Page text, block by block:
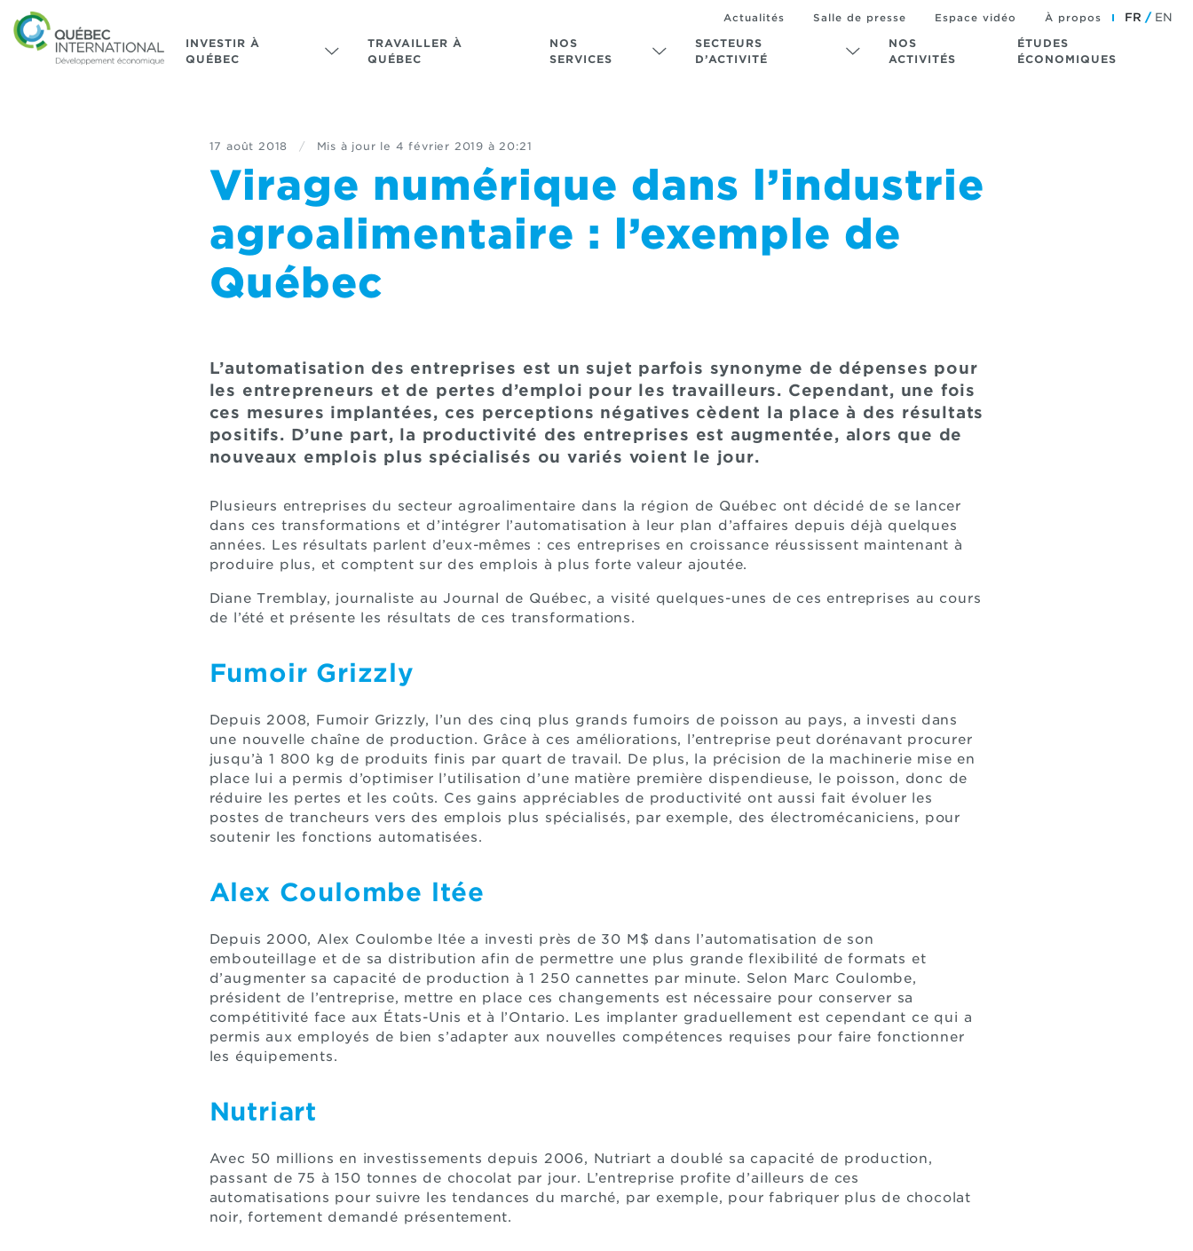
INVESTIR À
QUÉBEC
TRAVAILLER À
QUÉBEC
NOS
SERVICES
SECTEURS
D’ACTIVITÉ
NOS
ACTIVITÉS
ÉTUDES
ÉCONOMIQUES
Actualités Salle de presse Espace vidéo À propos FR EN
17 août 2018 / Mis à jour le 4 février 2019 à 20:21
Virage numérique dans l’industrie
agroalimentaire : l’exemple de
Québec
L’automatisation des entreprises est un sujet parfois synonyme de dépenses pour
les entrepreneurs et de pertes d’emploi pour les travailleurs. Cependant, une fois
ces mesures implantées, ces perceptions négatives cèdent la place à des résultats
positifs. D’une part, la productivité des entreprises est augmentée, alors que de
nouveaux emplois plus spécialisés ou variés voient le jour.
Plusieurs entreprises du secteur agroalimentaire dans la région de Québec ont décidé de se lancer
dans ces transformations et d’intégrer l’automatisation à leur plan d’affaires depuis déjà quelques
années. Les résultats parlent d’eux-mêmes : ces entreprises en croissance réussissent maintenant à
produire plus, et comptent sur des emplois à plus forte valeur ajoutée.
Diane Tremblay, journaliste au Journal de Québec, a visité quelques-unes de ces entreprises au cours
de l’été et présente les résultats de ces transformations.
Fumoir Grizzly
Depuis 2008, Fumoir Grizzly, l’un des cinq plus grands fumoirs de poisson au pays, a investi dans
une nouvelle chaîne de production. Grâce à ces améliorations, l’entreprise peut dorénavant procurer
jusqu’à 1 800 kg de produits finis par quart de travail. De plus, la précision de la machinerie mise en
place lui a permis d’optimiser l’utilisation d’une matière première dispendieuse, le poisson, donc de
réduire les pertes et les coûts. Ces gains appréciables de productivité ont aussi fait évoluer les
postes de trancheurs vers des emplois plus spécialisés, par exemple, des électromécaniciens, pour
soutenir les fonctions automatisées.
Alex Coulombe ltée
Depuis 2000, Alex Coulombe ltée a investi près de 30 M$ dans l’automatisation de son
embouteillage et de sa distribution afin de permettre une plus grande flexibilité de formats et
d’augmenter sa capacité de production à 1 250 cannettes par minute. Selon Marc Coulombe,
président de l’entreprise, mettre en place ces changements est nécessaire pour conserver sa
compétitivité face aux États-Unis et à l’Ontario. Les implanter graduellement est cependant ce qui a
permis aux employés de bien s’adapter aux nouvelles compétences requises pour faire fonctionner
les équipements.
Nutriart
Avec 50 millions en investissements depuis 2006, Nutriart a doublé sa capacité de production,
passant de 75 à 150 tonnes de chocolat par jour. L’entreprise profite d’ailleurs de ces
automatisations pour suivre les tendances du marché, par exemple, pour fabriquer plus de chocolat
noir, fortement demandé présentement.